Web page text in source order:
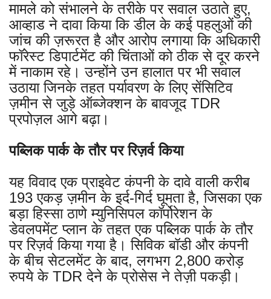
मामले को संभालने के तरीके पर सवाल उठाते हुए,
आव्हाड ने दावा किया कि डील के कई पहलुओं की
जांच की ज़रूरत है और आरोप लगाया कि अधिकारी
फॉरेस्ट डिपार्टमेंट की चिंताओं को ठीक से दूर करने
में नाकाम रहे। उन्होंने उन हालात पर भी सवाल
उठाया जिनके तहत पर्यावरण के लिए सेंसिटिव
ज़मीन से जुड़े ऑब्जेक्शन के बावजूद TDR
प्रपोज़ल आगे बढ़ा।
पब्लिक पार्क के तौर पर रिज़र्व किया
यह विवाद एक प्राइवेट कंपनी के दावे वाली करीब
193 एकड़ ज़मीन के इर्द-गिर्द घूमता है, जिसका एक
बड़ा हिस्सा ठाणे म्युनिसिपल कॉर्पोरेशन के
डेवलपमेंट प्लान के तहत एक पब्लिक पार्क के तौर
पर रिज़र्व किया गया है। सिविक बॉडी और कंपनी
के बीच सेटलमेंट के बाद, लगभग 2,800 करोड़
रुपये के TDR देने के प्रोसेस ने तेज़ी पकड़ी।